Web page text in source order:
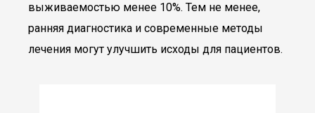
выживаемостью менее 10%. Тем не менее,
ранняя диагностика и современные методы
лечения могут улучшить исходы для пациентов.